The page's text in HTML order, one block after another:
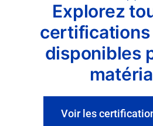
Explorez
disponibles
Voir les